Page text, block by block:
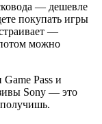
— дешевле
покупать игры
—
можно
Pass и
Sony — это